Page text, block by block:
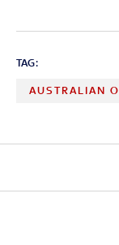
TAG:
AUSTRALIAN